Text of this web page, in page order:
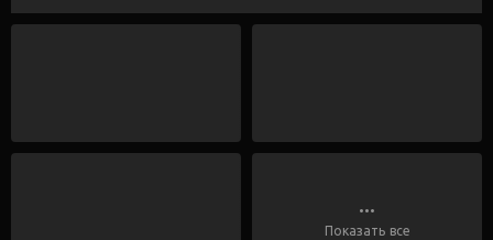
...
Показать все